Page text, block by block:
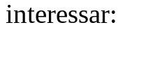
interessar: